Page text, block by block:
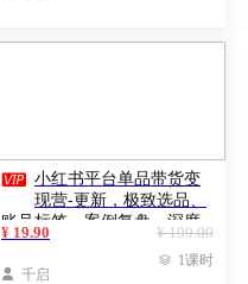
 小红书平台单品带货变
现营-更新，极致选品、
账号标签、案例复盘，深度
链接，快速启动稳定出单
¥ 199.00
¥ 19.90
 千启
 1课时